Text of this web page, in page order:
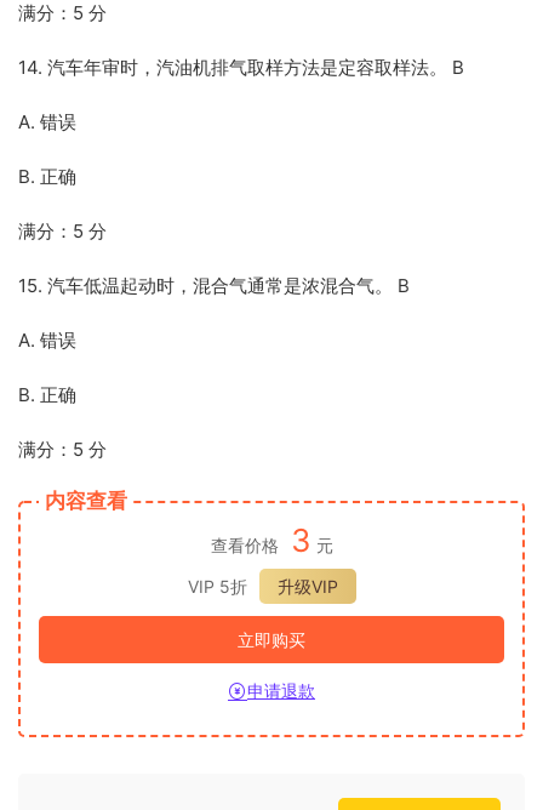
满分：5 分
14. 汽车年审时，汽油机排气取样方法是定容取样法。 B
A. 错误
B. 正确
满分：5 分
15. 汽车低温起动时，混合气通常是浓混合气。 B
A. 错误
B. 正确
满分：5 分
内容查看
查看价格 3 元
VIP 5折
升级VIP
立即购买
申请退款